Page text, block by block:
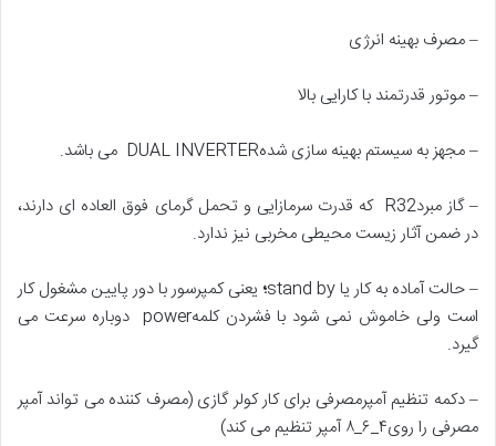
– مصرف بهینه انرژی
– موتور قدرتمند با کارایی بالا
– مجهز به سیستم بهینه سازی شدهDUAL INVERTER می باشد.
– گاز مبردR32 که قدرت سرمازایی و تحمل گرمای فوق العاده ای دارند،
در ضمن آثار زیست محیطی مخربی نیز ندارد.
– حالت آماده به کار یا stand by
؛ یعنی کمپرسور با دور پایین مشغول کار
است ولی خاموش نمی شود با فشردن کلمهpower دوباره سرعت می
گیرد.
– دکمه تنظیم آمپرمصرفی برای کار کولر گازی (مصرف کننده می تواند آمپر
مصرفی را روی۴_۶_۸ آمپر تنظیم می کند)